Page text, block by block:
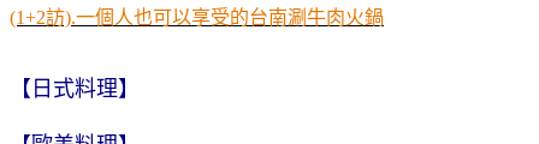
(1+2訪).一個人也可以享受的台南涮牛肉火鍋
【日式料理】